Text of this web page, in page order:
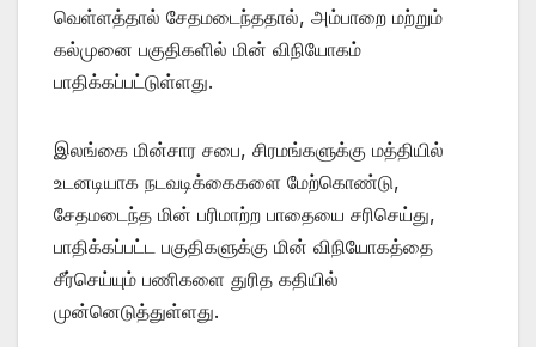
வெள்ளத்தால் சேதமடைந்ததால், அம்பாறை மற்றும்
கல்முனை பகுதிகளில் மின் விநியோகம்
பாதிக்கப்பட்டுள்ளது.
இலங்கை மின்சார சபை, சிரமங்களுக்கு மத்தியில்
உடனடியாக நடவடிக்கைகளை மேற்கொண்டு,
சேதமடைந்த மின் பரிமாற்ற பாதையை சரிசெய்து,
பாதிக்கப்பட்ட பகுதிகளுக்கு மின் விநியோகத்தை
சீர்செய்யும் பணிகளை துரித கதியில்
முன்னெடுத்துள்ளது.